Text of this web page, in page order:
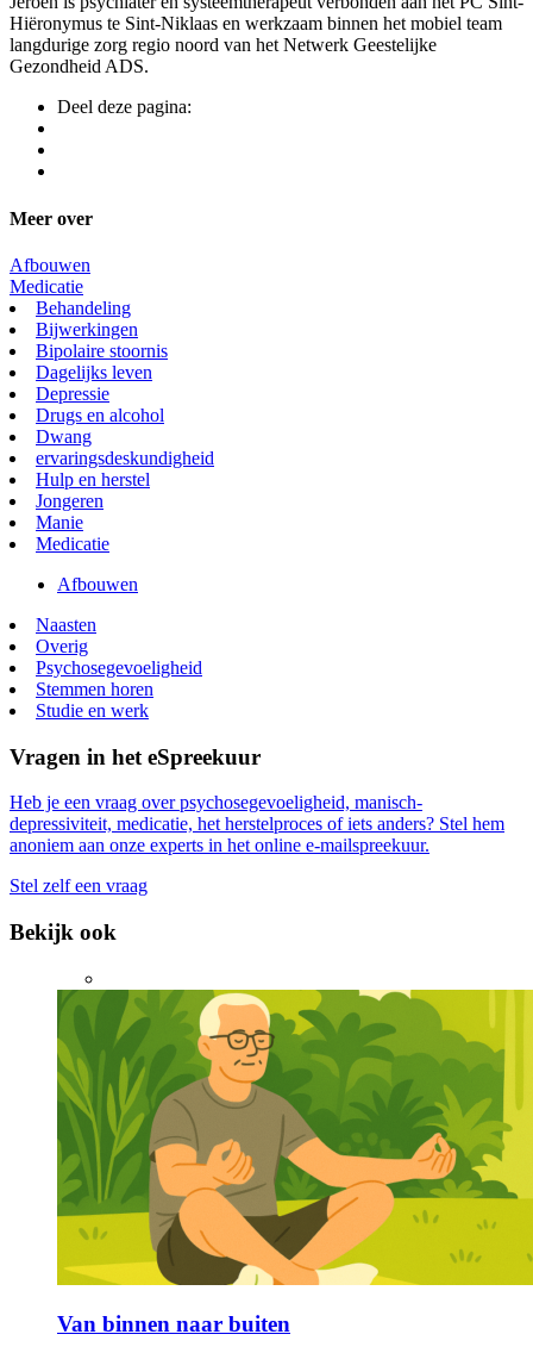
Hiëronymus te Sint-Niklaas en werkzaam binnen het mobiel team
langdurige zorg regio noord van het Netwerk Geestelijke
Gezondheid ADS.
Deel deze pagina:
Meer over
Afbouwen
Medicatie
Behandeling
Bijwerkingen
Bipolaire stoornis
Dagelijks leven
Depressie
Drugs en alcohol
Dwang
ervaringsdeskundigheid
Hulp en herstel
Jongeren
Manie
Medicatie
Afbouwen
Naasten
Overig
Psychosegevoeligheid
Stemmen horen
Studie en werk
Vragen in het eSpreekuur
Heb je een vraag over psychosegevoeligheid, manisch-
depressiviteit, medicatie, het herstelproces of iets anders? Stel hem
anoniem aan onze experts in het online e-mailspreekuur.
Stel zelf een vraag
Bekijk ook
Van binnen naar buiten